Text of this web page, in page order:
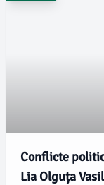
Conflicte
Lia Olguța